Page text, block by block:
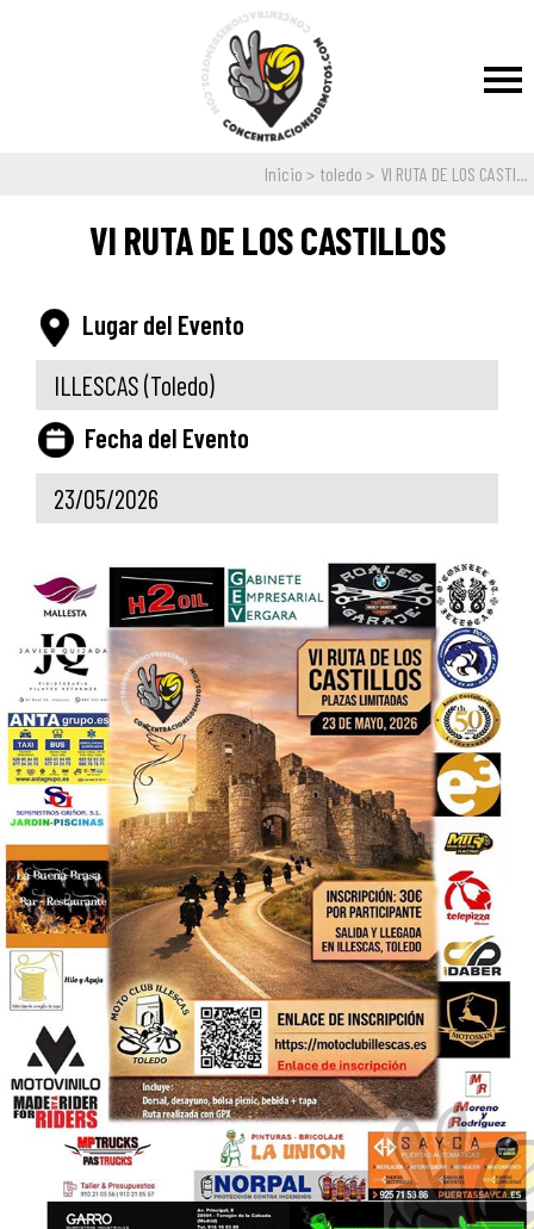
Inicio toledo VI RUTA DE LOS CASTI...
VI RUTA DE LOS CASTILLOS
Lugar del Evento
ILLESCAS(Toledo)
Fecha del Evento
23/05/2026